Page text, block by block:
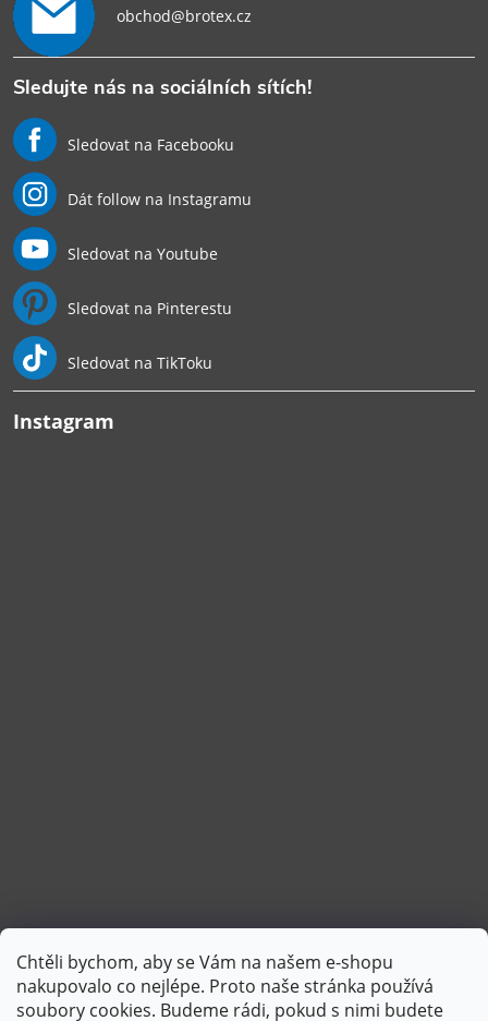
Chtěli bychom, aby se Vám na našem e-shopu
nakupovalo co nejlépe. Proto naše stránka používá
soubory cookies. Budeme rádi, pokud s nimi budete
obchod@brotex.cz
Sledujte nás na sociálních sítích!
Sledovat na Facebooku
Dát follow na Instagramu
Sledovat na Youtube
Sledovat na Pinterestu
Sledovat na TikToku
Instagram
Sledovat na Instagramu